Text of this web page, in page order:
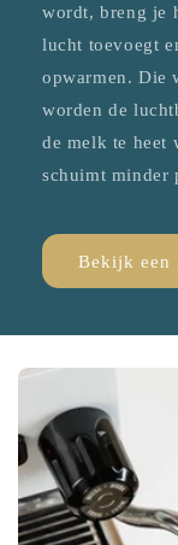
wordt, breng je
lucht toevoegt
opwarmen. Die
worden de
de melk te heet
schuimt minder
Bekijk een